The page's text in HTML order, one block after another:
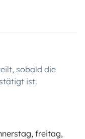
sobald die
ist.
freitag,